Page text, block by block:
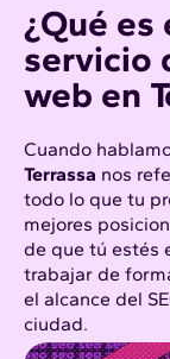
¿Qué es
servicio
web en
Cuando
Terrassa nos
todo lo que tu
mejores
de que tú estés
trabajar de
el alcance del
ciudad.